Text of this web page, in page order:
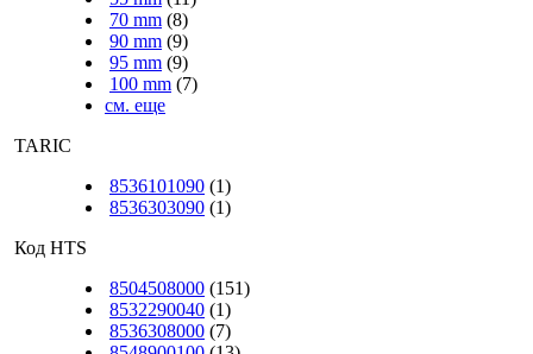
70 mm (8)
90 mm (9)
95 mm (9)
100 mm (7)
см. еще
TARIC
8536101090 (1)
8536303090 (1)
Код HTS
8504508000 (151)
8532290040 (1)
8536308000 (7)